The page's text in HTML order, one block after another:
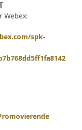
Webex:
spk-